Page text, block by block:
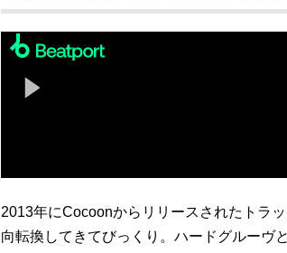
2013年にCocoonからリリースされたトラ
向転換してきてびっくり。ハードグルーヴ